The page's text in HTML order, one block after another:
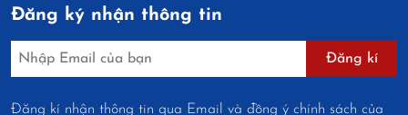
Đăng ký nhận thông tin
Đăng kí
Đăng kí nhận thông tin qua Email và đồng ý chính sách của